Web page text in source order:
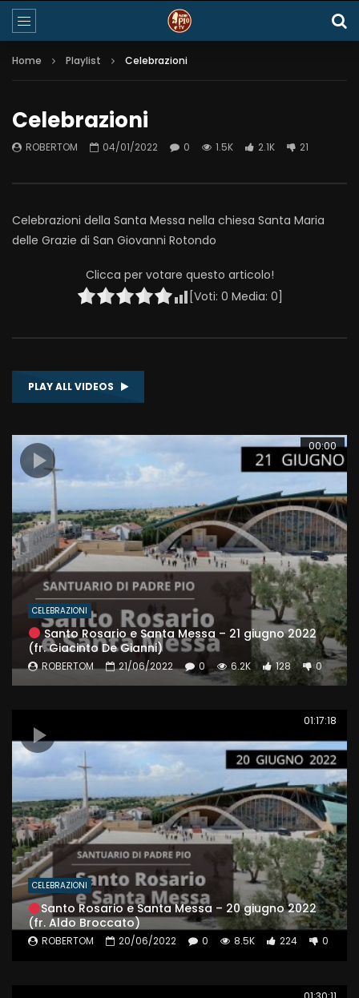
Home Playlist Celebrazioni
Celebrazioni
ROBERTOM 04/01/2022 0 1.5K 2.1K 21
Celebrazioni della Santa Messa nella chiesa Santa Maria
delle Grazie di San Giovanni Rotondo
Clicca per votare questo articolo!
[Voti: 0 Media: 0]
PLAY ALL VIDEOS
00:00
CELEBRAZIONI
Santo Rosario e Santa Messa – 21 giugno 2022
(fr. Giacinto De Gianni)
ROBERTOM 21/06/2022 0 6.2K 128 0
01:17:18
CELEBRAZIONI
Santo Rosario e Santa Messa – 20 giugno 2022
(fr. Aldo Broccato)
ROBERTOM 20/06/2022 0 8.5K 224 0